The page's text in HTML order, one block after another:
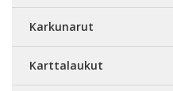
Karkunarut
Karttalaukut